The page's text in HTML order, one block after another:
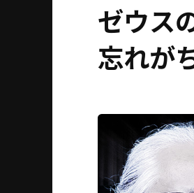
ゼウス
忘れが